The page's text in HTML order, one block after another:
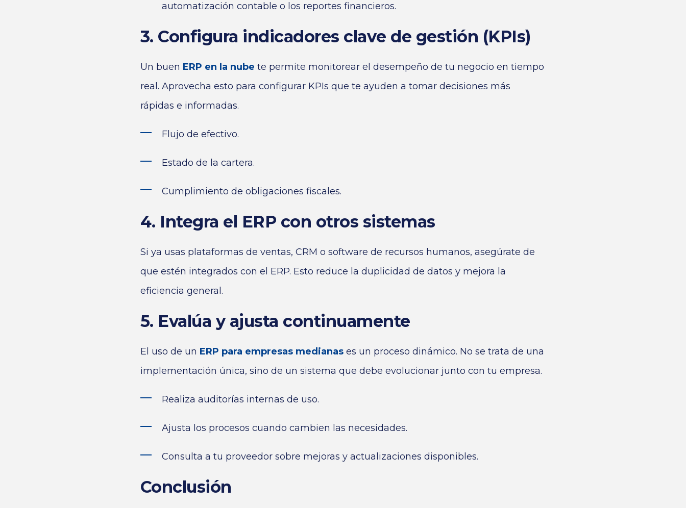
automatización contable o los reportes financieros.
3. Configura indicadores clave de gestión (KPIs)
Un buen ERP en la nube te permite monitorear el desempeño de tu negocio en tiempo
real. Aprovecha esto para configurar KPIs que te ayuden a tomar decisiones más
rápidas e informadas.
Flujo de efectivo.
Estado de la cartera.
Cumplimiento de obligaciones fiscales.
4. Integra el ERP con otros sistemas
Si ya usas plataformas de ventas, CRM o software de recursos humanos, asegúrate de
que estén integrados con el ERP. Esto reduce la duplicidad de datos y mejora la
eficiencia general.
5. Evalúa y ajusta continuamente
El uso de un ERP para empresas medianases un proceso dinámico. No se trata de una
implementación única, sino de un sistema que debe evolucionar junto con tu empresa.
Realiza auditorías internas de uso.
Ajusta los procesos cuando cambien las necesidades.
Consulta a tu proveedor sobre mejoras y actualizaciones disponibles.
Conclusión